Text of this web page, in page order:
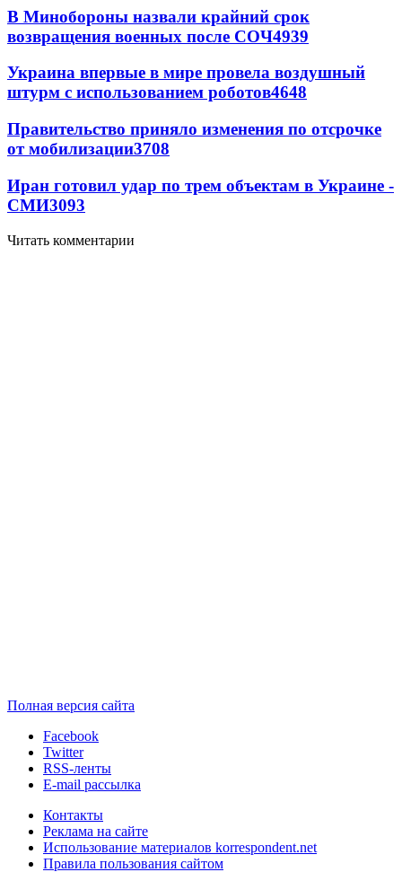
В Минобороны назвали крайний срок
возвращения военных после СОЧ4939
Украина впервые в мире провела воздушный
штурм с использованием роботов4648
Правительство приняло изменения по отсрочке
от мобилизации3708
Иран готовил удар по трем объектам в Украине -
СМИ3093
Читать комментарии
Полная версия сайта
Facebook
Twitter
RSS-ленты
E-mail рассылка
Контакты
Реклама на сайте
Использование материалов korrespondent.net
Правила пользования сайтом